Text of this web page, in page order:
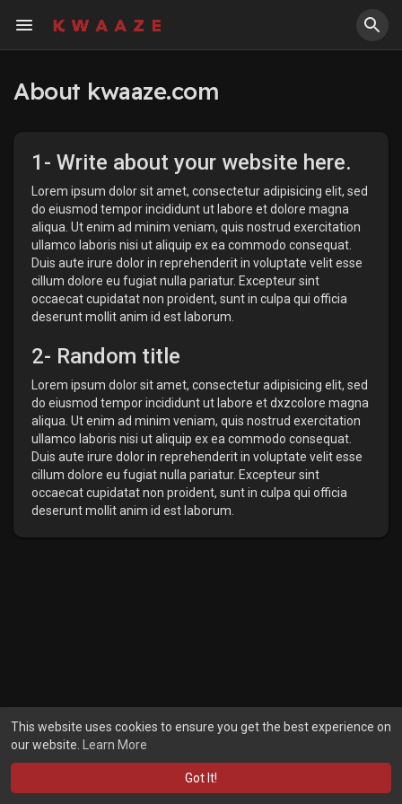
This website uses cookies to ensure you get the best experience on
our website.
Learn More
Got It!
Fundings
About kwaaze.com
1- Write about your website here.
Lorem ipsum dolor sit amet, consectetur adipisicing elit, sed
do eiusmod tempor incididunt ut labore et dolore magna
aliqua. Ut enim ad minim veniam, quis nostrud exercitation
ullamco laboris nisi ut aliquip ex ea commodo consequat.
Duis aute irure dolor in reprehenderit in voluptate velit esse
cillum dolore eu fugiat nulla pariatur. Excepteur sint
occaecat cupidatat non proident, sunt in culpa qui officia
deserunt mollit anim id est laborum.
2- Random title
Lorem ipsum dolor sit amet, consectetur adipisicing elit, sed
do eiusmod tempor incididunt ut labore et dxzcolore magna
aliqua. Ut enim ad minim veniam, quis nostrud exercitation
ullamco laboris nisi ut aliquip ex ea commodo consequat.
Duis aute irure dolor in reprehenderit in voluptate velit esse
cillum dolore eu fugiat nulla pariatur. Excepteur sint
occaecat cupidatat non proident, sunt in culpa qui officia
deserunt mollit anim id est laborum.